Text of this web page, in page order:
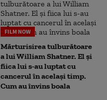
FILM NOW
Mărturisirea tulburătoare
a lui William Shatner. El și
fiica lui s-au luptat cu
cancerul în același timp.
Cum au învins boala